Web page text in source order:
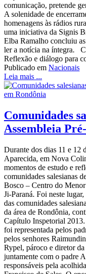
comunicação, pretende
A solenidade de
homenagens às rádios
uma iniciativa da Signis
Elba Ramalho concluiu
ler a notícia na íntegra.
Reflexão e diálogo para
Publicado em Nacionais
Leia mais ...
Comunidades
Assembleia
Durante dos dias 11 e 12
Aparecida, em Nova
momentos de estudo e
comunidades salesianas
Bosco – Centro do
Ji-Paraná. Foi neste
das comunidades
da área de Rondônia,
Capítulo Inspetorial
foi representada pelos
pelos senhores
Rypel, pároco e diretor
juntamente com o padre
responsáveis pela